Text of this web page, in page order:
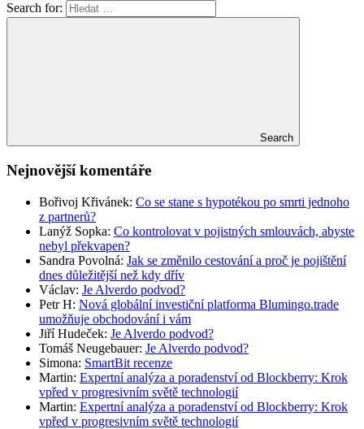
Search for:
Search
Nejnovější komentáře
Bořivoj Křivánek: Co se stane s hypotékou po smrti jednoho
z partnerů?
Lanýž Sopka: Co kontrolovat v pojistných smlouvách, abyste
nebyl překvapen?
Sandra Povolná: Jak se změnilo cestování a proč je pojištění
dnes důležitější než kdy dřív
Václav: Je Alverdo podvod?
Petr H: Nová globální investiční platforma Blumingo.trade
umožňuje obchodování i vám
Jiří Hudeček: Je Alverdo podvod?
Tomáš Neugebauer: Je Alverdo podvod?
Simona: SmartBit recenze
Martin: Expertní analýza a poradenství od Blockberry: Krok
vpřed v progresivním světě technologií
Martin: Expertní analýza a poradenství od Blockberry: Krok
vpřed v progresivním světě technologií